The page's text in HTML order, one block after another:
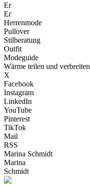
Er
Er
Herrenmode
Pullover
Stilberatung
Outfit
Modeguide
Wärme teilen und verbreiten
X
Facebook
Instagram
LinkedIn
YouTube
Pinterest
TikTok
Mail
RSS
Marina Schmidt
Marina
Schmidt